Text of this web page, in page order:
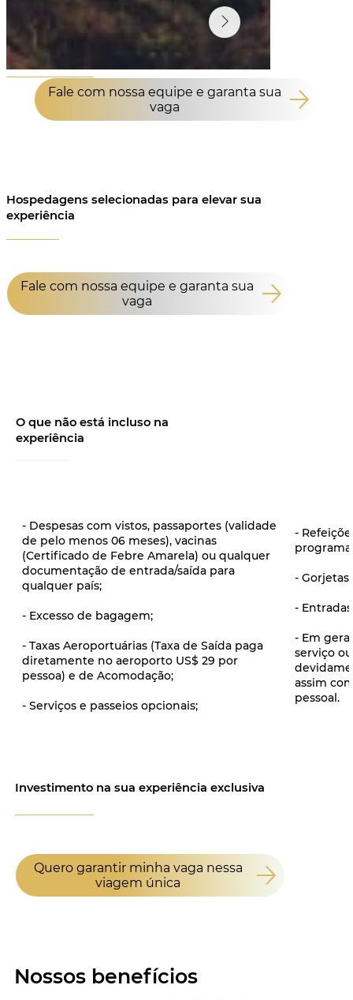
Fale com nossa equipe e garanta sua
vaga
Hospedagens selecionadas para elevar sua
experiência
Fale com nossa equipe e garanta sua
vaga
O que não está incluso na
experiência
- Despesas com vistos, passaportes (validade
de pelo menos 06 meses), vacinas
(Certificado de Febre Amarela) ou qualquer
documentação de entrada/saída para
qualquer país;
- Excesso de bagagem;
- Taxas Aeroportuárias (Taxa de Saída paga
diretamente no aeroporto US$ 29 por
pessoa) e de Acomodação;
- Serviços e passeios opcionais;
-
programa;
- Gorjetas
-
- Em
serviço
assim
pessoal.
Investimento na sua experiência exclusiva
Quero garantir minha vaga nessa
viagem única
Nossos benefícios